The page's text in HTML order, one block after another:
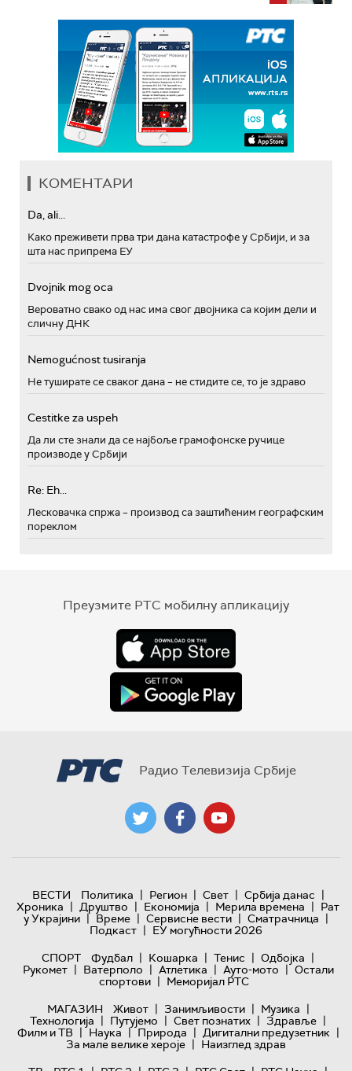
КОМЕНТАРИ
Da, ali...
Како преживети прва три дана катастрофе у Србији, и за
шта нас припрема ЕУ
Dvojnik mog oca
Вероватно свако од нас има свог двојника са којим дели и
сличну ДНК
Nemogućnost tusiranja
Не туширате се сваког дана – не стидите се, то је здраво
Cestitke za uspeh
Да ли сте знали да се најбоље грамофонске ручице
производе у Србији
Re: Eh...
Лесковачка спржа – производ са заштићеним географским
пореклом
Преузмите РТС мобилну апликацију
Радио Телевизија Србије
ВЕСТИ Политика | Регион | Свет | Србија данас |
Хроника | Друштво | Економија | Мерила времена | Рат
у Украјини | Време | Сервисне вести | Сматрачница |
Подкаст | ЕУ могућности 2026
СПОРТ
Фудбал | Кошарка | Тенис | Одбојка |
Рукомет | Ватерполо | Атлетика | Ауто-мото | Остали
спортови | Меморијал РТС
МАГАЗИН
Живот | Занимљивости | Музика |
Технологијa | Путујемо | Свет познатих | Здравље |
Филм и ТВ | Наука | Природа | Дигитални предузетник |
За мале велике хероје | Наизглед здрав